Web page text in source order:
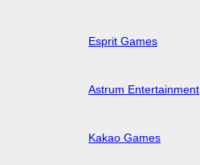
Esprit Games
Astrum Entertainment
Kakao Games